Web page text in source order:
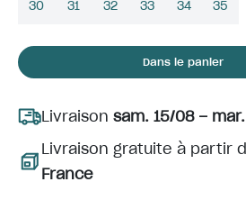
30 31 32 33 34 35
Dans le panier
Livraison sam. 15/08 –
Livraison gratuite à partir
France